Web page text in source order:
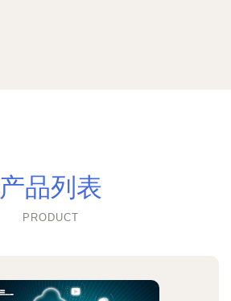
产品列表
PRODUCT